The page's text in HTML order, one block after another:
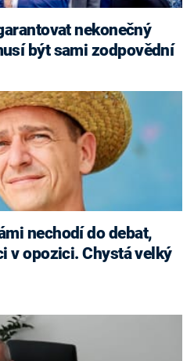
být sami zodpovědní
nechodí do debat,
v opozici. Chystá velký